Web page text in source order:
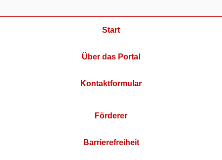
Start
Über das Portal
Kontaktformular
Förderer
Barrierefreiheit